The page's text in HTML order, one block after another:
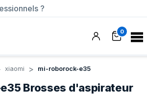
?
0
xiaomi mi-roborock-e35
Brosses d'aspirateur